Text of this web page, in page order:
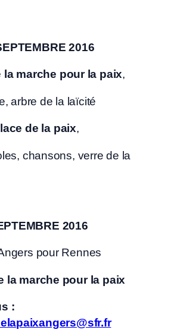
2016
la marche pour la paix,
arbre de la laïcité
de la paix,
chansons, verre de la
2016
pour Rennes
la marche pour la paix
: